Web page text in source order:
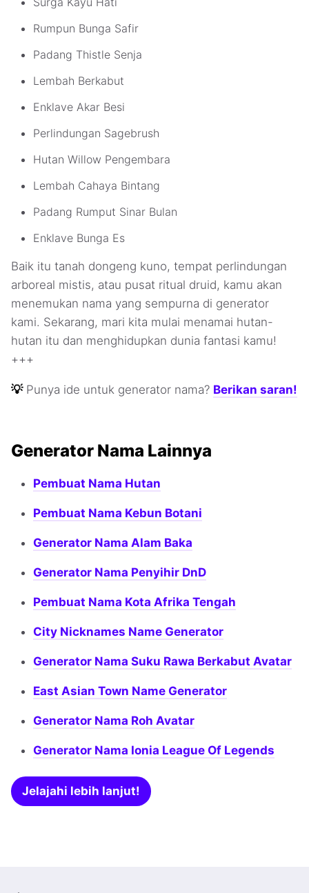
Rumpun Bunga Safir
Padang Thistle Senja
Lembah Berkabut
Enklave Akar Besi
Perlindungan Sagebrush
Hutan Willow Pengembara
Lembah Cahaya Bintang
Padang Rumput Sinar Bulan
Enklave Bunga Es
Baik itu tanah dongeng kuno, tempat perlindungan
arboreal mistis, atau pusat ritual druid, kamu akan
menemukan nama yang sempurna di generator
kami. Sekarang, mari kita mulai menamai hutan-
hutan itu dan menghidupkan dunia fantasi kamu!
+++
💡 Punya ide untuk generator nama? Berikan saran!
Generator Nama Lainnya
Pembuat Nama Hutan
Pembuat Nama Kebun Botani
Generator Nama Alam Baka
Generator Nama Penyihir DnD
Pembuat Nama Kota Afrika Tengah
City Nicknames Name Generator
Generator Nama Suku Rawa Berkabut Avatar
East Asian Town Name Generator
Generator Nama Roh Avatar
Generator Nama Ionia League Of Legends
Jelajahi lebih lanjut!